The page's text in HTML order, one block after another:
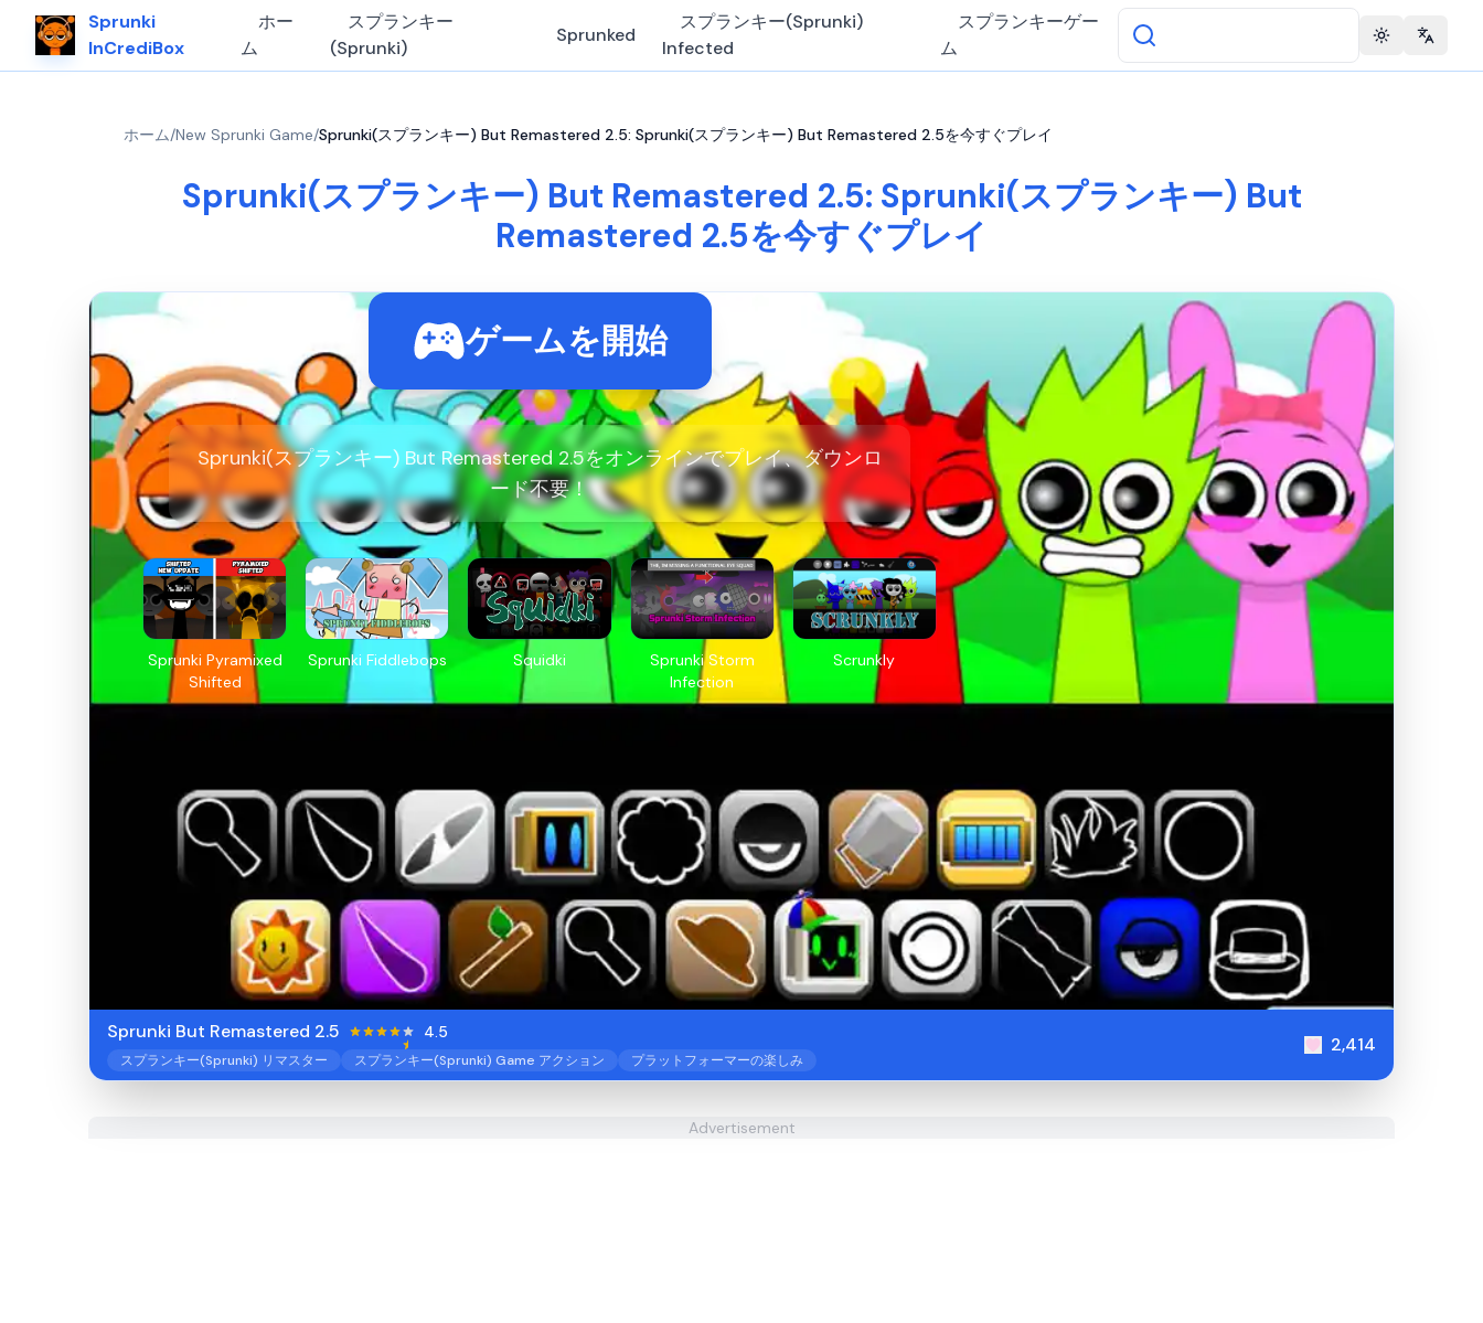
Sprunki
InCrediBox
ホー
ム
スプランキー
(Sprunki)
Sprunked
スプランキー(Sprunki)
Infected
スプランキーゲー
ム
Toggle theme
ホーム/New Sprunki Game/Sprunki(スプランキー) But Remastered 2.5: Sprunki(スプランキー) But Remastered 2.5を今すぐプレイ
Sprunki(スプランキー) But Remastered 2.5: Sprunki(スプランキー) But
Remastered 2.5を今すぐプレイ
ゲームを開始
Sprunki(スプランキー) But Remastered 2.5をオンラインでプレイ、ダウンロ
ード不要！
Sprunki Pyramixed
Shifted
Sprunki Fiddlebops Squidki
Sprunki Storm
Infection
Scrunkly
Sprunki But Remastered 2.5 4.5
スプランキー(Sprunki) リマスター スプランキー(Sprunki) Game アクション プラットフォーマーの楽しみ
2,414
Advertisement